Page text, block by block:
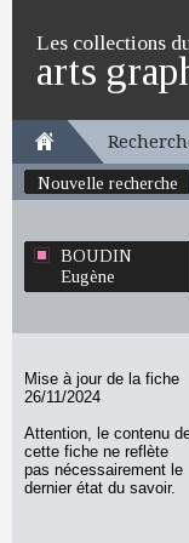
Les collections
arts
Nouvelle recherche
BOUDIN
Eugène
Mise à jour de la fiche
26/11/2024
Attention, le contenu
cette fiche ne reflète
pas nécessairement le
dernier état du savoir.